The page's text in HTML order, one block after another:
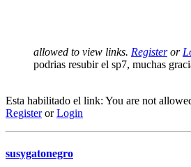
allowed to view links. Registeror
podrias resubir el sp7, muchas
Esta habilitado el link: You are not
RegisterorLogin
susygatonegro